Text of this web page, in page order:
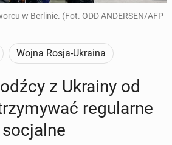
w Berlinie. (Fot. ODD ANDERSEN/AFP
Wojna Rosja-Ukraina
z Ukrainy od
re­gu­lar­ne